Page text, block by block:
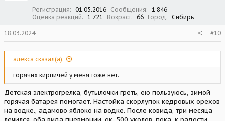
Регистрация 01.05.2016 Сообщения
1 846
Оценка реакций
1 721 Возраст 66 Город Сибирь
18.03.2024 #10
алекса сказал(а):
горячих кирпичей у меня тоже нет.
Детская электрогрелка, бутылочки греть, ею пользуюсь, зимой
горячая батарея помогает. Настойка скорлупок кедровых орехов
на водке., адамово яблоко на водке. После ковида, три месяца